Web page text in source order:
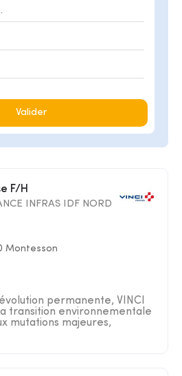
Valider
F/H
INFRAS IDF NORD
Montesson
permanente, VINCI
transition environnementale
mutations majeures,